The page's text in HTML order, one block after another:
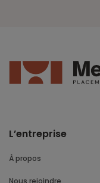
L’entreprise
À propos
Nous rejoindre